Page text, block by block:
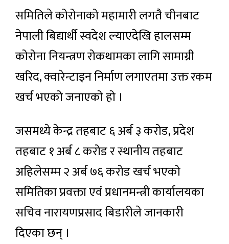
समितिले कोरोनाको महामारी लगतै चीनबाट
नेपाली बिद्यार्थी स्वदेश ल्याएदेखि हालसम्म
कोरोना नियन्त्रण रोकथामका लागि सामाग्री
खरिद, क्वारेन्टाइन निर्माण लगाएतमा उक्त रकम
खर्च भएको जनाएको हो ।
जसमध्ये केन्द्र तहबाट ६ अर्ब ३ करोड, प्रदेश
तहबाट १ अर्ब ८ करोड र स्थानीय तहबाट
अहिलेसम्म २ अर्ब ७६ करोड खर्च भएको
समितिका प्रवक्ता एवं प्रधानमन्त्री कार्यालयका
सचिव नारायणप्रसाद बिडारीले जानकारी
दिएका छन् ।